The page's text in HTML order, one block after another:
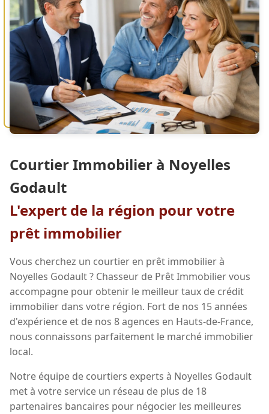
Courtier Immobilier à Noyelles
Godault
L'expert de la région pour votre
prêt immobilier
Vous cherchez un courtier en prêt immobilier à
Noyelles Godault ? Chasseur de Prêt Immobilier vous
accompagne pour obtenir le meilleur taux de crédit
immobilier dans votre région. Fort de nos 15 années
d'expérience et de nos 8 agences en Hauts-de-France,
nous connaissons parfaitement le marché immobilier
local.
Notre équipe de courtiers experts à Noyelles Godault
met à votre service un réseau de plus de 18
partenaires bancaires pour négocier les meilleures